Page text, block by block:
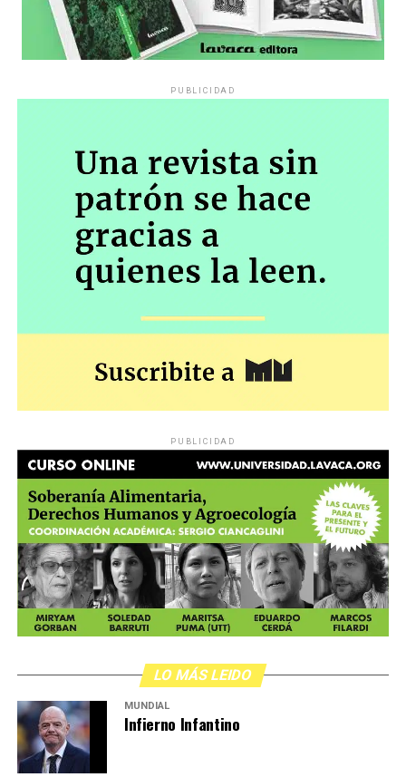
PUBLICIDAD
PUBLICIDAD
LO MÁS LEIDO
MUNDIAL
Infierno Infantino